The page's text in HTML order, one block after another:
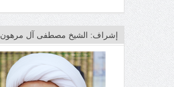
إشراف: الشيخ مصطفى آل مرهون